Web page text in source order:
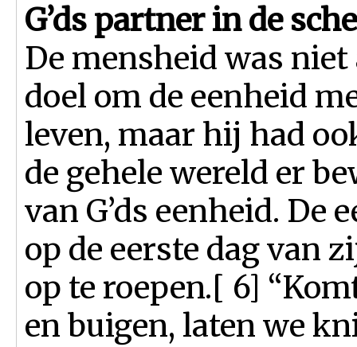
G’ds partner in de
De mensheid was
doel om de eenheid
leven, maar hij had
de gehele wereld er
van G’ds eenheid. De
op de eerste dag van
op te roepen.[ 6]
en buigen, laten we